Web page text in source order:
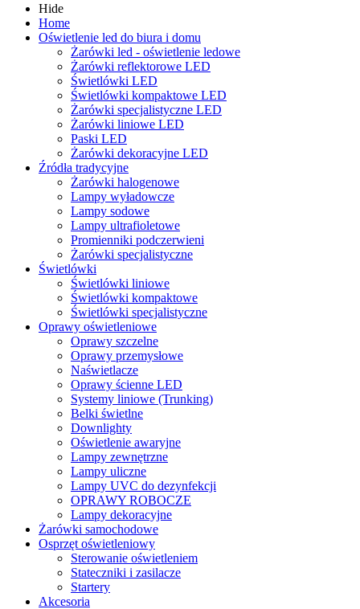
Hide
Home
Oświetlenie led do biura i domu
Żarówki led - oświetlenie ledowe
Żarówki reflektorowe LED
Świetlówki LED
Świetlówki kompaktowe LED
Żarówki specjalistyczne LED
Żarówki liniowe LED
Paski LED
Żarówki dekoracyjne LED
Źródła tradycyjne
Żarówki halogenowe
Lampy wyładowcze
Lampy sodowe
Lampy ultrafioletowe
Promienniki podczerwieni
Żarówki specjalistyczne
Świetlówki
Świetlówki liniowe
Świetlówki kompaktowe
Świetlówki specjalistyczne
Oprawy oświetleniowe
Oprawy szczelne
Oprawy przemysłowe
Naświetlacze
Oprawy ścienne LED
Systemy liniowe (Trunking)
Belki świetlne
Downlighty
Oświetlenie awaryjne
Lampy zewnętrzne
Lampy uliczne
Lampy UVC do dezynfekcji
OPRAWY ROBOCZE
Lampy dekoracyjne
Żarówki samochodowe
Osprzęt oświetleniowy
Sterowanie oświetleniem
Stateczniki i zasilacze
Startery
Akcesoria